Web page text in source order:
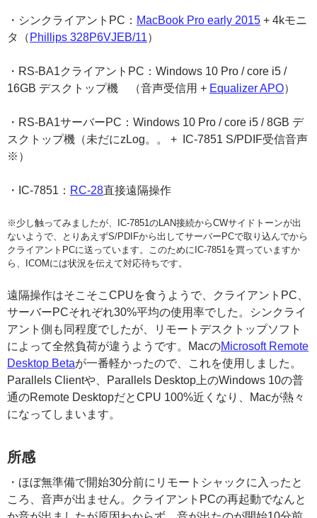
・シンクライアントPC： MacBook Pro early 2015 + 4kモニ
タ（ Phillips 328P6VJEB/11）
・RS-BA1クライアントPC：Windows 10 Pro / core i5 /
16GB デスクトップ機 （音声受信用 + Equalizer APO）
・RS-BA1サーバーPC：Windows 10 Pro / core i5 / 8GB デ
スクトップ機（未だにzLog。。 + IC-7851 S/PDIF受信音声
※）
・IC-7851： RC-28直接遠隔操作
※少し触ってみましたが、IC-7851のLAN接続からCWサイドトーンが出
ないようで、とりあえずS/PDIFから出してサーバーPCで取り込んでから
クライアントPCに送っています。このためにIC-7851を買っていますか
ら、ICOMには状況を伝えて対応待ちです。
遠隔操作はそこそこCPUを食うようで、クライアントPC、
サーバーPCそれぞれ30%平均の使用率でした。シンクライ
アント側も同程度でしたが、リモートデスクトップソフト
によって全然負荷が違うようです。MacのMicrosoft Remote
Desktop Betaが一番軽かったので、これを使用しました。
Parallels Clientや、Parallels Desktop上のWindows 10の普
通のRemote DesktopだとCPU 100%近くなり、Macが熱々
になってしまいます。
所感
・ほぼ無準備で開始30分前にリモートシャックに入ったと
ころ、音声が出ません。クライアントPCの再起動でなんと